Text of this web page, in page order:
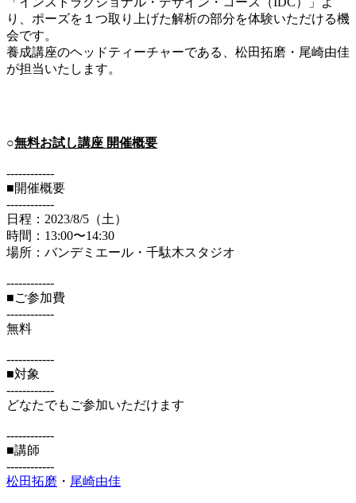
り、ポーズを１つ取り上げた解析の部分を体験いただける機
会です。
養成講座のヘッドティーチャーである、松田拓磨・尾崎由佳
が担当いたします。
○無料お試し講座 開催概要
------------
■開催概要
------------
日程：2023/8/5（土）
時間：13:00〜14:30
場所：バンデミエール・千駄木スタジオ
------------
■ご参加費
------------
無料
------------
■対象
------------
どなたでもご参加いただけます
------------
■講師
------------
松田拓磨 ・ 尾崎由佳